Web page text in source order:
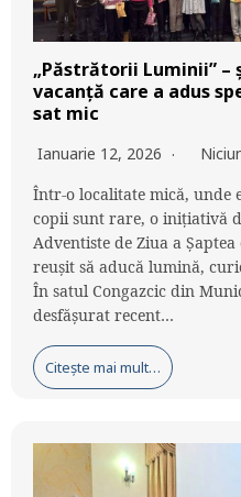
„Păstrătorii Luminii” –
vacanță care a adus
sat mic
Ianuarie 12, 2026
Într-o localitate mică, unde
copii sunt rare, o inițiativă
Adventiste de Ziua a
reușit să aducă lumină,
În satul Congazcic din
desfășurat recent…
Citește mai mult…